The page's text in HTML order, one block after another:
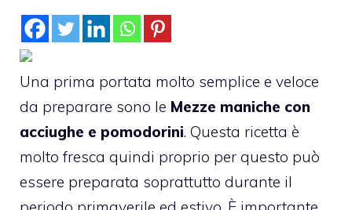
Una prima portata molto semplice e veloce
da preparare sono le Mezze maniche con
acciughe e pomodorini. Questa ricetta è
molto fresca quindi proprio per questo può
essere preparata soprattutto durante il